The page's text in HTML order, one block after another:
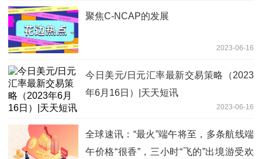
聚焦C-NCAP的发展
2023-06-16
今日美元/日元汇率最新交易策略（2023
年6月16日）|天天短讯
2023-06-16
全球速讯：“最火”端午将至，多条航线端
午价格“很香”，三小时“飞的”出境游受欢